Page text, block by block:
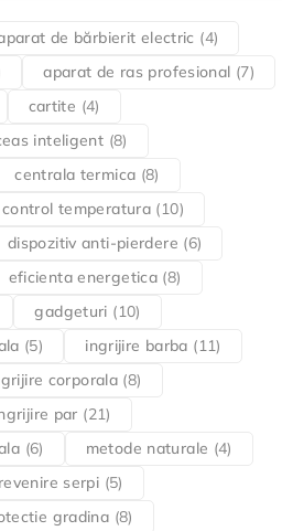
de bărbierit electric (4)
aparat de ras profesional (7)
cartite (4)
inteligent (8)
centrala termica (8)
control temperatura (10)
dispozitiv anti-pierdere (6)
eficienta energetica (8)
gadgeturi (10)
(5) ingrijire barba (11)
corporala (8)
par (21)
(6) metode naturale (4)
serpi (5)
gradina (8)